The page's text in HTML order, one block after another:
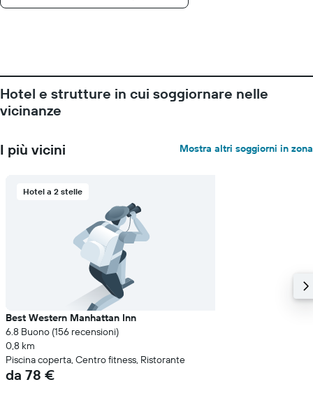
Hotel e strutture in cui soggiornare nelle
vicinanze
I più vicini Mostra altri soggiorni in zona
Hotel a 2 stelle
Best Western Manhattan Inn
6.8 Buono (156 recensioni)
0,8 km
Piscina coperta, Centro fitness, Ristorante
da 78 €